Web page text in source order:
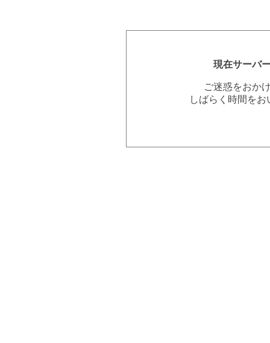
現在サーバ
ご迷惑をおか
しばらく時間を